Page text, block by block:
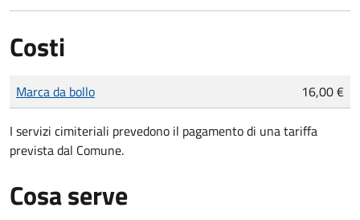
Costi
Tipo di pagamento
Importo
Marca da bollo 16,00 €
I servizi cimiteriali prevedono il pagamento di una tariffa
prevista dal Comune.
Cosa serve